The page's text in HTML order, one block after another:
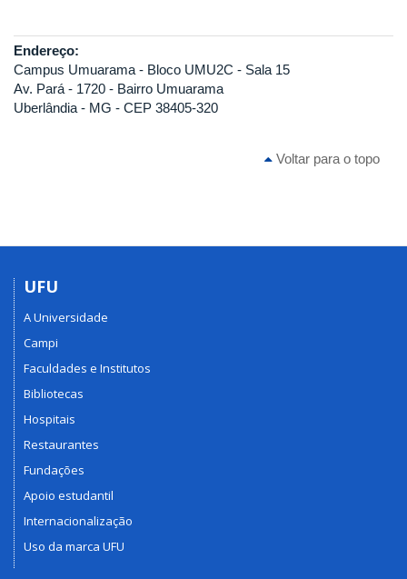
Endereço:
Campus Umuarama - Bloco UMU2C - Sala 15
Av. Pará - 1720 - Bairro Umuarama
Uberlândia - MG - CEP 38405-320
Voltar para o topo
UFU
A Universidade
Campi
Faculdades e Institutos
Bibliotecas
Hospitais
Restaurantes
Fundações
Apoio estudantil
Internacionalização
Uso da marca UFU